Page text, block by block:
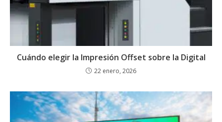
Cuándo elegir la Impresión Offset sobre la Digital
22 enero, 2026